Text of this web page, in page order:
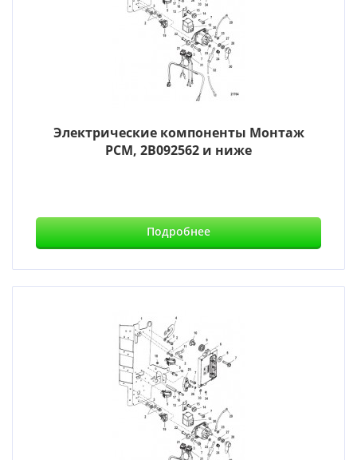
Электрические компоненты Монтаж
PCM, 2B092562 и ниже
Подробнее